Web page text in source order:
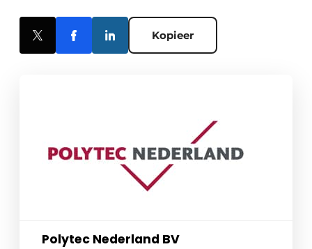
Kopieer
Polytec Nederland BV